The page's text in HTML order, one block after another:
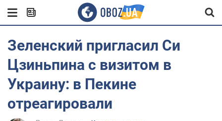
Зеленский пригласил Си
Цзиньпина с визитом в
Украину: в Пекине
отреагировали